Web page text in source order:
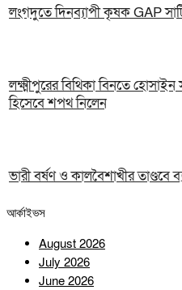
লংগদুতে দিনব্যাপী কৃষক GAP
লক্ষ্মীপুরের বিথিকা বিনতে
হিসেবে শপথ নিলেন
ভারী বর্ষণ ও কালবৈশাখীর তাণ্ডবে
আর্কাইভস
August 2026
July 2026
June 2026